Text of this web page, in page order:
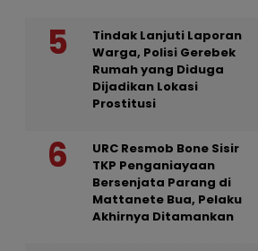
Tindak Lanjuti Laporan
Warga, Polisi Gerebek
Rumah yang Diduga
Dijadikan Lokasi
Prostitusi
URC Resmob Bone Sisir
TKP Penganiayaan
Bersenjata Parang di
Mattanete Bua, Pelaku
Akhirnya Ditamankan